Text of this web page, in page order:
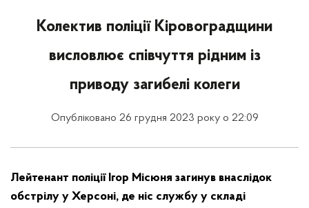
Колектив поліції Кіровоградщини
висловлює співчуття рідним із
приводу загибелі колеги
Опубліковано 26 грудня 2023 року о 22:09
Лейтенант поліції Ігор Місюня загинув внаслідок
обстрілу у Херсоні, де ніс службу у складі